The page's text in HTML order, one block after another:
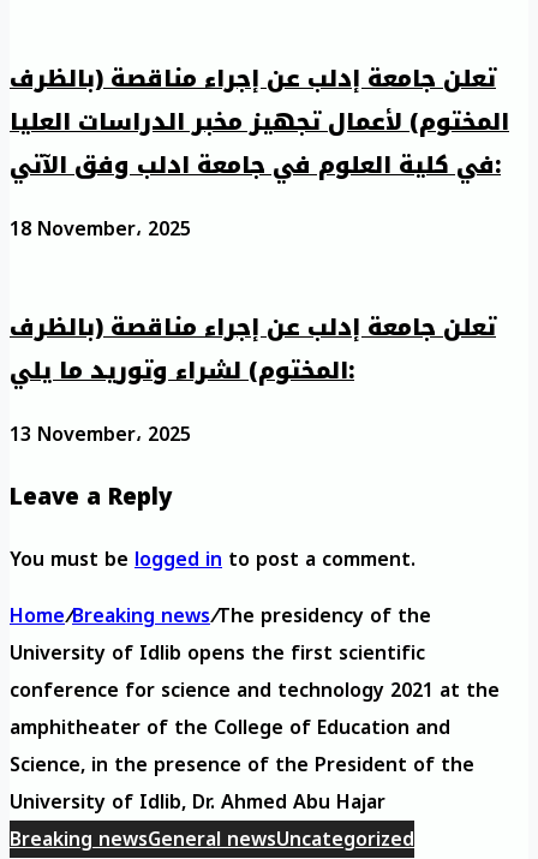
تعلن جامعة إدلب عن إجراء مناقصة (بالظرف
المختوم) لأعمال تجهيز مخبر الدراسات العليا
في كلية العلوم في جامعة ادلب وفق الآتي:
18 November، 2025
تعلن جامعة إدلب عن إجراء مناقصة (بالظرف
المختوم) لشراء وتوريد ما يلي:
13 November، 2025
Leave a Reply
You must belogged into post a comment.
Home/Breaking news/The presidency of the
University of Idlib opens the first scientific
conference for science and technology 2021 at the
amphitheater of the College of Education and
Science, in the presence of the President of the
University of Idlib, Dr. Ahmed Abu Hajar
Breaking newsGeneral newsUncategorized